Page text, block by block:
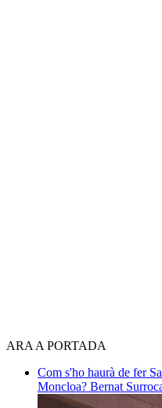
ARA A PORTADA
Com s'ho haurà de fer
Moncloa? Bernat